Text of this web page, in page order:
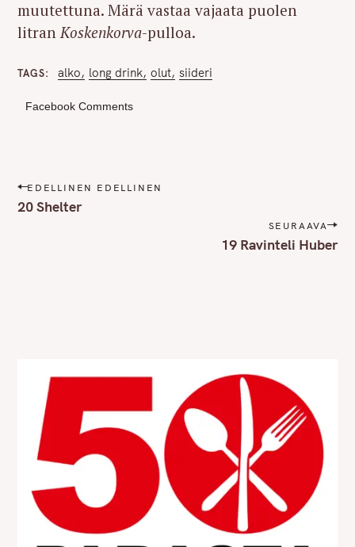
muutettuna. Märä vastaa vajaata puolen
litranKoskenkorva-pulloa.
TAGS alko long drink olut siideri
Facebook Comments
P
o
EDELLINEN EDELLINEN
20 Shelter
SEURAAVA
19 Ravinteli Huber